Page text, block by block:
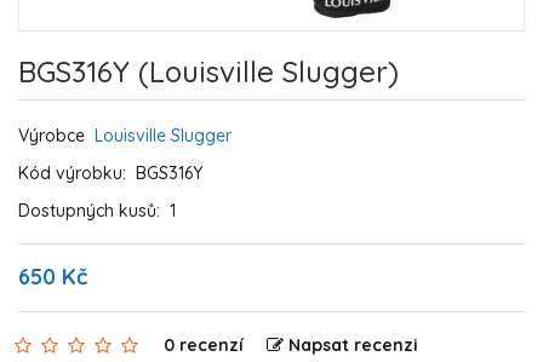
BGS316Y (Louisville Slugger)
Výrobce Louisville Slugger
Kód výrobku: BGS316Y
Dostupných kusů: 1
650 Kč
0 recenzí Napsat recenzi